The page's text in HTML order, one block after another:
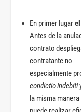
En primer lugar
Antes de la
contrato
contratante no
condictio indebiti
la misma